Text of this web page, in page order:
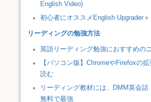
English Video)
初心者にオススメEnglish Upgrader＋
リーディングの勉強方法
英語リーディング勉強におすすめの
【パソコン版】ChromeやFirefoxの
読む
リーディング教材には、DMM英会
無料で最強